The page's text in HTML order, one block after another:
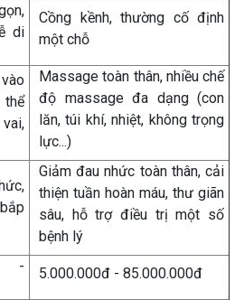
di
Cồng kềnh, thường cố định
một chỗ
Massage toàn thân, nhiều chế
độ massage đa dạng (con
lăn, túi khí, nhiệt, không trọng
lực...)
Giảm đau nhức toàn thân, cải
thiện tuần hoàn máu, thư giãn
sâu, hỗ trợ điều trị một số
bệnh lý
-
5.000.000đ - 85.000.000đ